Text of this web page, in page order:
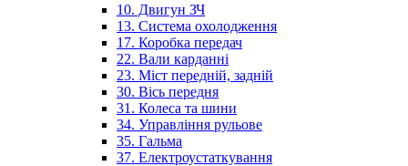
10. Двигун ЗЧ
13. Система охолодження
17. Коробка передач
22. Вали карданні
23. Міст передній, задній
30. Вісь передня
31. Колеса та шини
34. Управління рульове
35. Гальма
37. Електроустаткування